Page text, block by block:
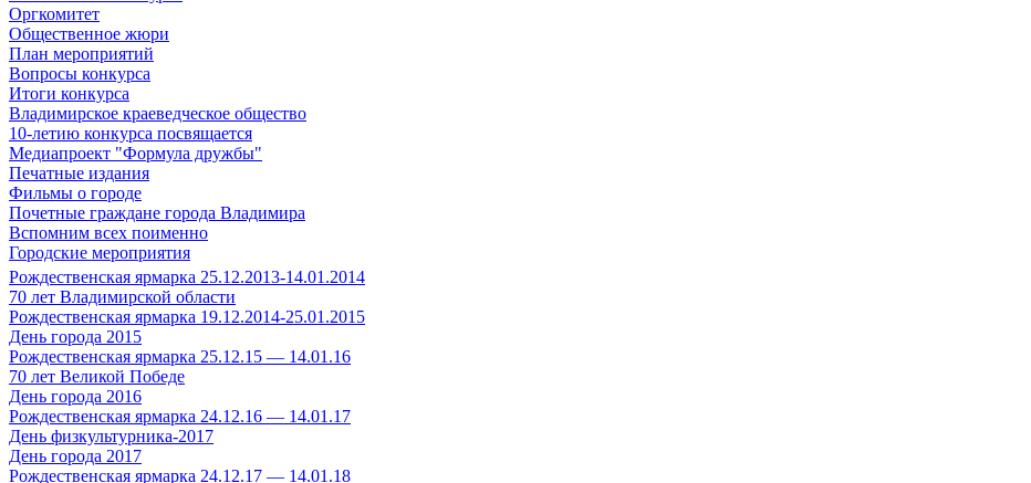
Оргкомитет
Общественное жюри
План мероприятий
Вопросы конкурса
Итоги конкурса
Владимирское краеведческое общество
10-летию конкурса посвящается
Медиапроект "Формула дружбы"
Печатные издания
Фильмы о городе
Почетные граждане города Владимира
Вспомним всех поименно
Городские мероприятия
Рождественская ярмарка 25.12.2013-14.01.2014
70 лет Владимирской области
Рождественская ярмарка 19.12.2014-25.01.2015
День города 2015
Рождественская ярмарка 25.12.15 — 14.01.16
70 лет Великой Победе
День города 2016
Рождественская ярмарка 24.12.16 — 14.01.17
День физкультурника-2017
День города 2017
Рождественская ярмарка 24.12.17 — 14.01.18